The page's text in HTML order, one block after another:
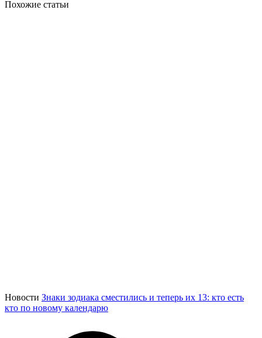
Похожие статьи
Новости Знаки зодиака сместились и теперь их 13: кто есть
кто по новому календарю